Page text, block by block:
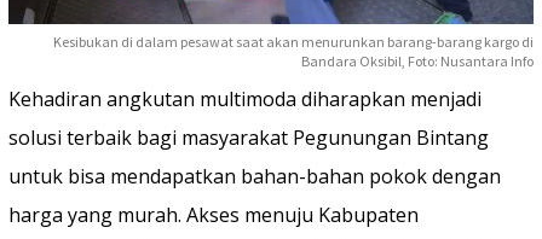
Kesibukan di dalam pesawat saat akan menurunkan barang-barang kargo di
Bandara Oksibil, Foto: Nusantara Info
Kehadiran angkutan multimoda diharapkan menjadi
solusi terbaik bagi masyarakat Pegunungan Bintang
untuk bisa mendapatkan bahan-bahan pokok dengan
harga yang murah. Akses menuju Kabupaten